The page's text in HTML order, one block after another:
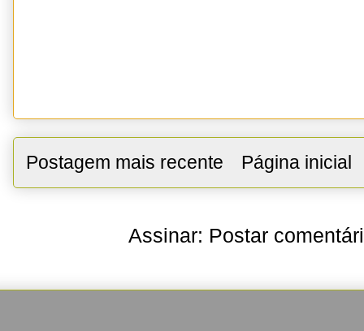
Postagem mais recente Página inicial
Assinar: Postar